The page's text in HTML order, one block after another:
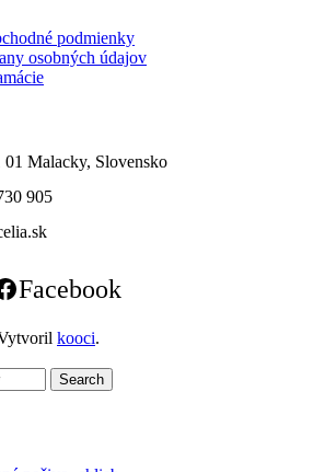
podmienky
osobných údajov
Malacky, Slovensko
905
Facebook
kooci.
Search